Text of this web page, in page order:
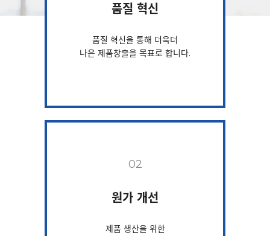
품질 혁신
품질 혁신을 통해 더욱더
나은 제품창출을 목표로 합니다.
02
원가 개선
제품 생산을 위한